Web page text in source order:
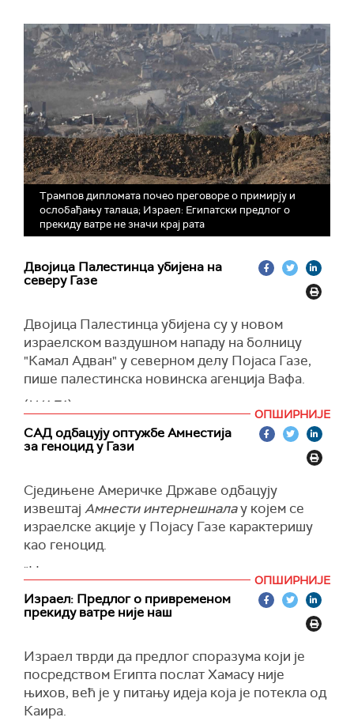
Трампов дипломата почео преговоре о примирју и
ослобађању талаца; Израел: Египатски предлог о
прекиду ватре не значи крај рата
Двојица Палестинца убијена на
северу Газе
Двојица Палестинца убијена су у новом
израелском ваздушном нападу на болницу
"Камал Адван" у северном делу Појаса Газе,
пише палестинска новинска агенција Вафа.
(WAFA)
ОПШИРНИЈЕ
САД одбацују оптужбе Амнестија
за геноцид у Гази
Сједињене Америчке Државе одбацују
извештај Амнести интернешналау којем се
израелске акције у Појасу Газе карактеришу
као геноцид.
"Нисмо сагласни са закључцима таквог
извештаја. Сматрамо да су оптужбе за геноцид
неосноване", рекао је портпарол Стејт
департмента Ведант Пател.
(Times of Israel)
ОПШИРНИЈЕ
Израел: Предлог о привременом
прекиду ватре није наш
Израел тврди да предлог споразума који је
посредством Египта послат Хамасу није
њихов, већ је у питању идеја која је потекла од
Каира.